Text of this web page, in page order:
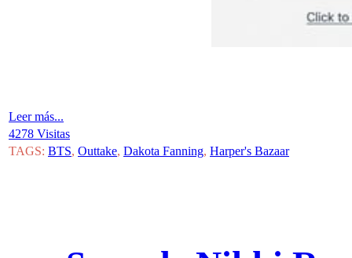
Leer más...
4278 Visitas
TAGS: BTS, Outtake, Dakota Fanning, Harper's Bazaar